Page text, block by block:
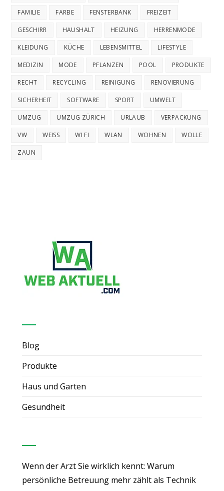
FAMILIE FARBE FENSTERBANK FREIZEIT
GESCHIRR HAUSHALT HEIZUNG HERRENMODE
KLEIDUNG KÜCHE LEBENSMITTEL LIFESTYLE
MEDIZIN MODE PFLANZEN POOL PRODUKTE
RECHT RECYCLING REINIGUNG RENOVIERUNG
SICHERHEIT SOFTWARE SPORT UMWELT
UMZUG UMZUG ZÜRICH URLAUB VERPACKUNG
VW WEISS WI FI WLAN WOHNEN WOLLE
ZAUN
Blog
Produkte
Haus und Garten
Gesundheit
Wenn der Arzt Sie wirklich kennt: Warum
persönliche Betreuung mehr zählt als Technik